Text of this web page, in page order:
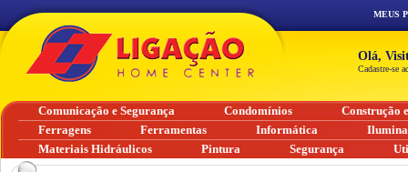
MEUS
Olá,
Cadastre-se
Comunicação e Segurança Condomínios
Construção
Ferragens
Ferramentas Informática
Materiais Hidráulicos
Pintura Segurança